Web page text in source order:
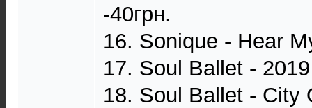
-40грн.
16. Sonique - Hear
17. Soul Ballet -
18. Soul Ballet - City